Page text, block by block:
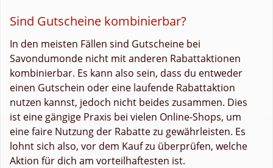
Sind Gutscheine kombinierbar?
In den meisten Fällen sind Gutscheine bei
Savondumonde nicht mit anderen Rabattaktionen
kombinierbar. Es kann also sein, dass du entweder
einen Gutschein oder eine laufende Rabattaktion
nutzen kannst, jedoch nicht beides zusammen. Dies
ist eine gängige Praxis bei vielen Online-Shops, um
eine faire Nutzung der Rabatte zu gewährleisten. Es
lohnt sich also, vor dem Kauf zu überprüfen, welche
Aktion für dich am vorteilhaftesten ist.